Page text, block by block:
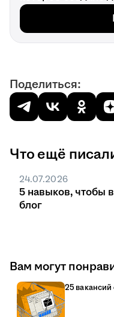
Поделиться:
Что ещё
24.07.2026
5 навыков, чтобы
блог
Вам могут
25